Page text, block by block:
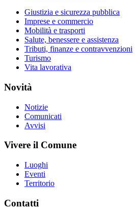
Giustizia e sicurezza pubblica
Imprese e commercio
Mobilità e trasporti
Salute, benessere e assistenza
Tributi, finanze e contravvenzioni
Turismo
Vita lavorativa
Novità
Notizie
Comunicati
Avvisi
Vivere il Comune
Luoghi
Eventi
Territorio
Contatti